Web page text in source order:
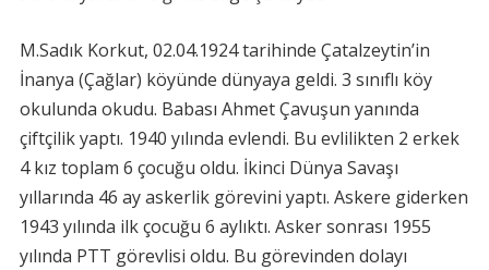
M.Sadık Korkut, 02.04.1924 tarihinde Çatalzeytin’in
İnanya (Çağlar) köyünde dünyaya geldi. 3 sınıflı köy
okulunda okudu. Babası Ahmet Çavuşun yanında
çiftçilik yaptı. 1940 yılında evlendi. Bu evlilikten 2 erkek
4 kız toplam 6 çocuğu oldu. İkinci Dünya Savaşı
yıllarında 46 ay askerlik görevini yaptı. Askere giderken
1943 yılında ilk çocuğu 6 aylıktı. Asker sonrası 1955
yılında PTT görevlisi oldu. Bu görevinden dolayı